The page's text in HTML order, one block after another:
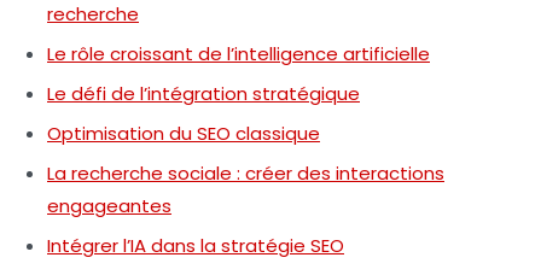
recherche
Le rôle croissant de l’intelligence artificielle
Le défi de l’intégration stratégique
Optimisation du SEO classique
La recherche sociale : créer des interactions
engageantes
Intégrer l’IA dans la stratégie SEO